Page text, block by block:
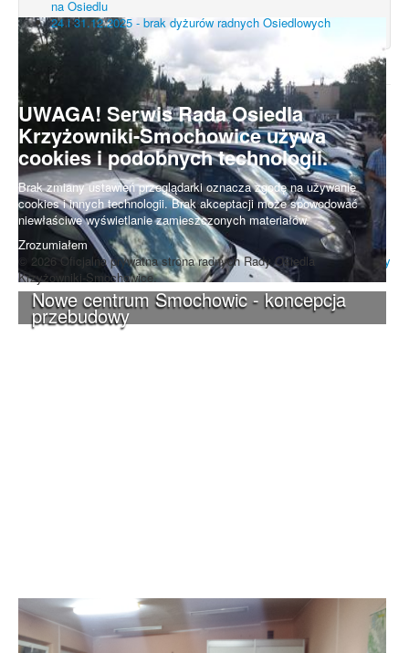
Nowe centrum Smochowic - koncepcja
przebudowy
na Osiedlu
24 i 31.12.2025 - brak dyżurów radnych Osiedlowych
UWAGA! Serwis Rada Osiedla
Krzyżowniki-Smochowice używa
cookies i podobnych technologii.
Brak zmiany ustawień przeglądarki oznacza zgodę na używanie
cookies i innych technologii. Brak akceptacji może spowodować
niewłaściwe wyświetlanie zamieszczonych materiałów.
Zrozumiałem
Do góry
© 2026 Oficjalna prywatna strona radnych Rady Osiedla
Krzyżowniki-Smochowice.